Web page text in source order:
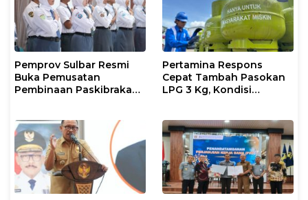
Pemprov Sulbar Resmi
Buka Pemusatan
Pembinaan Paskibraka
Pertamina Respons
Cepat Tambah Pasokan
LPG 3 Kg, Kondisi